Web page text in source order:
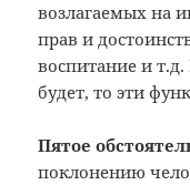
возлагаемых на
прав и
воспитание и
будет, то эти
Пятое
поклонению